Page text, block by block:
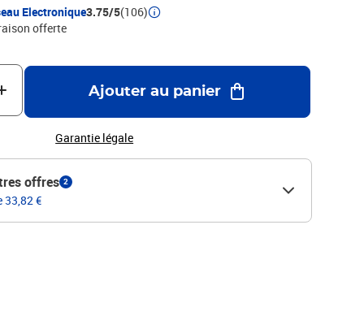
Electronique3.75/5(106)
offerte
Ajouter au panier
Garantie légale
offres 2
33,82 €